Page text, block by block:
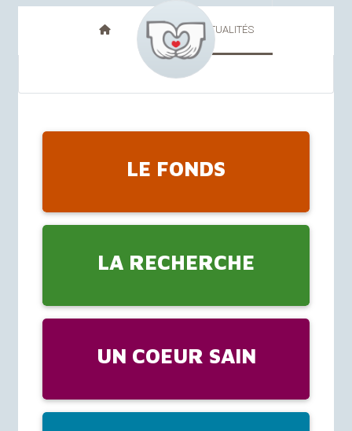
ACTUALITÉS
LE FONDS
LA RECHERCHE
UN COEUR SAIN